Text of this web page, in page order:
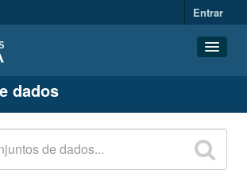
Entrar
dados